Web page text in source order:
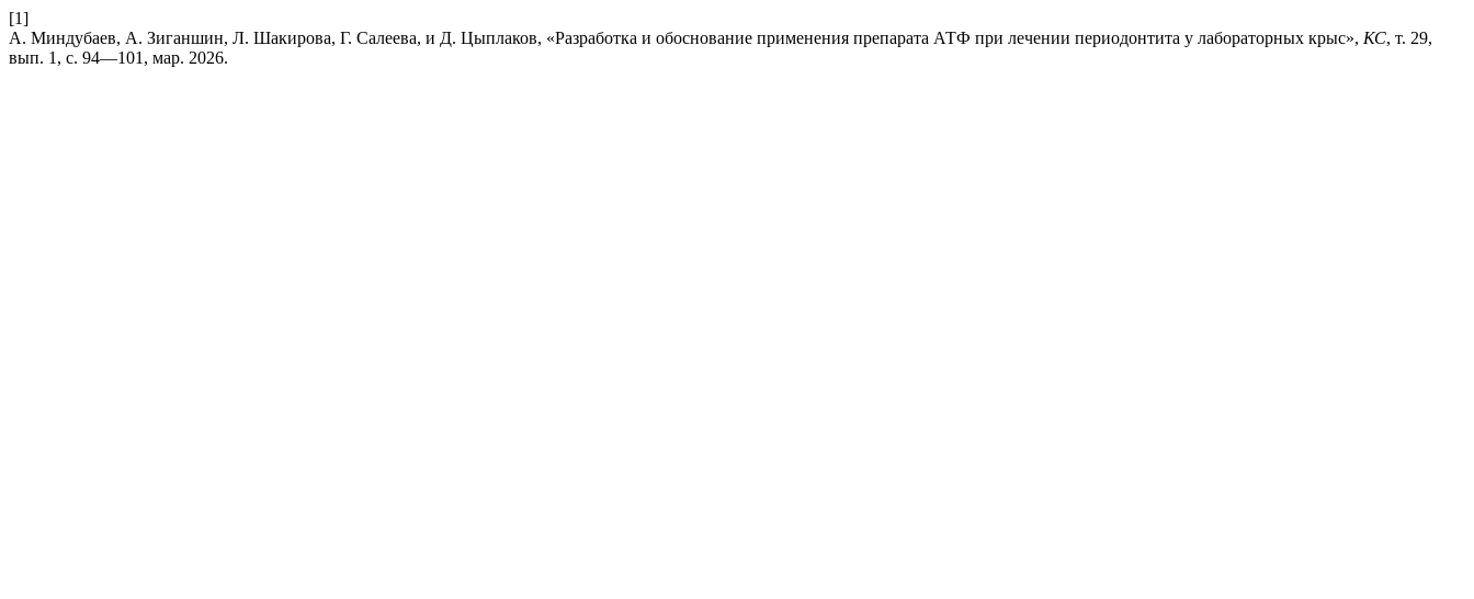
[1]
А. Миндубаев, А. Зиганшин, Л. Шакирова, Г. Салеева, и Д. Цыплаков, «Разработка и обоснование применения препарата АТФ при лечении периодонтита у лабораторных крыс», КС, т. 29,
вып. 1, с. 94—101, мар. 2026.